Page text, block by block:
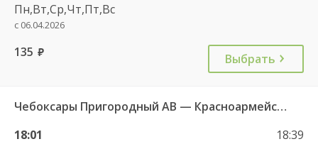
Пн,Вт,Ср,Чт,Пт,Вс
с 06.04.2026
135 руб. Выбрать
Чебоксары Пригородный АВ — Красноармейское с. ДКП 121
18:01
18:39